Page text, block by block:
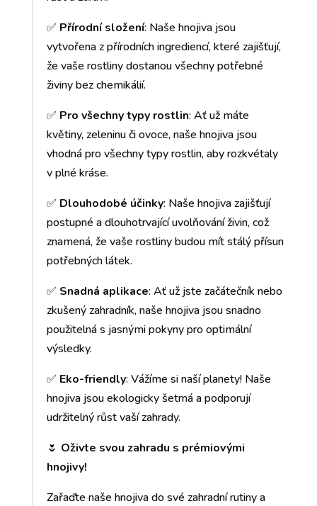
✅ Přírodní složení: Naše hnojiva jsou
vytvořena z přírodních ingrediencí, které zajišťují,
že vaše rostliny dostanou všechny potřebné
živiny bez chemikálií.
✅ Pro všechny typy rostlin: Ať už máte
květiny, zeleninu či ovoce, naše hnojiva jsou
vhodná pro všechny typy rostlin, aby rozkvétaly
v plné kráse.
✅ Dlouhodobé účinky: Naše hnojiva zajišťují
postupné a dlouhotrvající uvolňování živin, což
znamená, že vaše rostliny budou mít stálý přísun
potřebných látek.
✅ Snadná aplikace: Ať už jste začátečník nebo
zkušený zahradník, naše hnojiva jsou snadno
použitelná s jasnými pokyny pro optimální
výsledky.
✅ Eko-friendly: Vážíme si naší planety! Naše
hnojiva jsou ekologicky šetrná a podporují
udržitelný růst vaší zahrady.
🌷 Oživte svou zahradu s prémiovými
hnojivy!
Zařaďte naše hnojiva do své zahradní rutiny a